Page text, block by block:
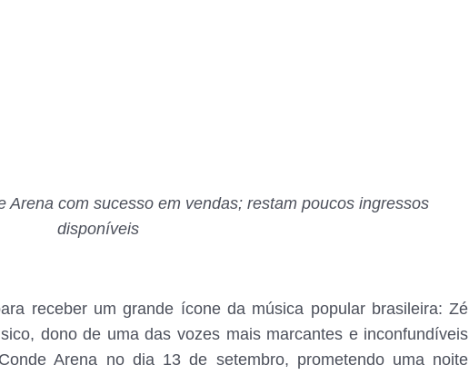
Arena com sucesso em vendas; restam poucos ingressos
disponíveis
receber um grande ícone da música popular brasileira: Zé
dono de uma das vozes mais marcantes e inconfundíveis
Arena no dia 13 de setembro, prometendo uma noite